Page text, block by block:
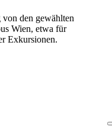
den gewählten
Wien, etwa für
Exkursionen.